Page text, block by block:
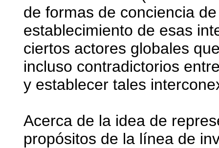
de formas de conciencia
establecimiento de esas
ciertos actores globales
incluso contradictorios
y establecer tales
Acerca de la idea de
propósitos de la línea de